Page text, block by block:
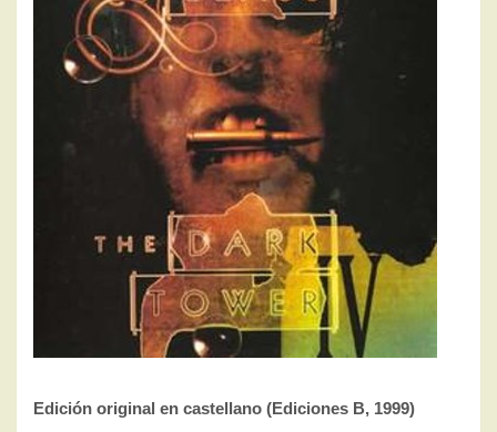
Edición original en castellano (Ediciones B, 1999)